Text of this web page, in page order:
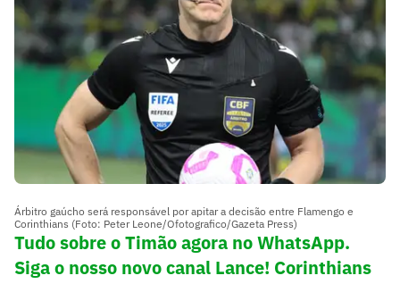
Árbitro gaúcho será responsável por apitar a decisão entre Flamengo e
Corinthians (Foto: Peter Leone/Ofotografico/Gazeta Press)
Tudo sobre o Timão agora no WhatsApp.
Siga o nosso novo canal Lance! Corinthians